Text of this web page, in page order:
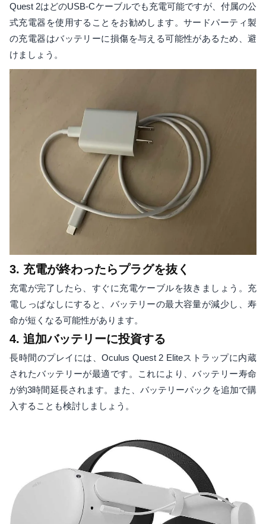
Quest 2はどのUSB-Cケーブルでも充電可能ですが、付属の公
式充電器を使用することをお勧めします。サードパーティ製
の充電器はバッテリーに損傷を与える可能性があるため、避
けましょう。
3. 充電が終わったらプラグを抜く
充電が完了したら、すぐに充電ケーブルを抜きましょう。充
電しっぱなしにすると、バッテリーの最大容量が減少し、寿
命が短くなる可能性があります。
4. 追加バッテリーに投資する
長時間のプレイには、Oculus Quest 2 Eliteストラップに内蔵
されたバッテリーが最適です。これにより、バッテリー寿命
が約3時間延長されます。また、バッテリーパックを追加で購
入することも検討しましょう。